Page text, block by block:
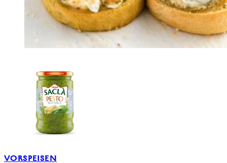
VORSPEISEN